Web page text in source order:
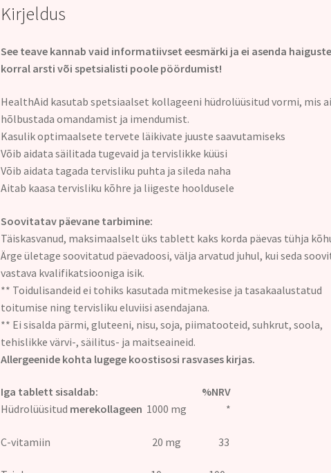
Kirjeldus
See teave kannab vaid informatiivset eesmärki ja ei asenda haiguste
korral arsti või spetsialisti poole pöördumist!
HealthAid kasutab spetsiaalset kollageeni hüdrolüüsitud vormi, mis
hõlbustada omandamist ja imendumist.
Kasulik optimaalsete tervete läikivate juuste saavutamiseks
Võib aidata säilitada tugevaid ja tervislikke küüsi
Võib aidata tagada tervisliku puhta ja sileda naha
Aitab kaasa tervisliku kõhre ja liigeste hooldusele
Soovitatav päevane tarbimine:
Täiskasvanud, maksimaalselt üks tablett kaks korda päevas tühja
Ärge ületage soovitatud päevadoosi, välja arvatud juhul, kui seda
vastava kvalifikatsiooniga isik.
** Toidulisandeid ei tohiks kasutada mitmekesise ja tasakaalustatud
toitumise ning tervisliku eluviisi asendajana.
** Ei sisalda pärmi, gluteeni, nisu, soja, piimatooteid, suhkrut, soola,
tehislikke värvi-, säilitus- ja maitseaineid.
Allergeenide kohta lugege koostisosi rasvases kirjas.
Iga tablett sisaldab: %NRV
Hüdrolüüsitud merekollageen 1000 mg *
C-vitamiin 20 mg 33